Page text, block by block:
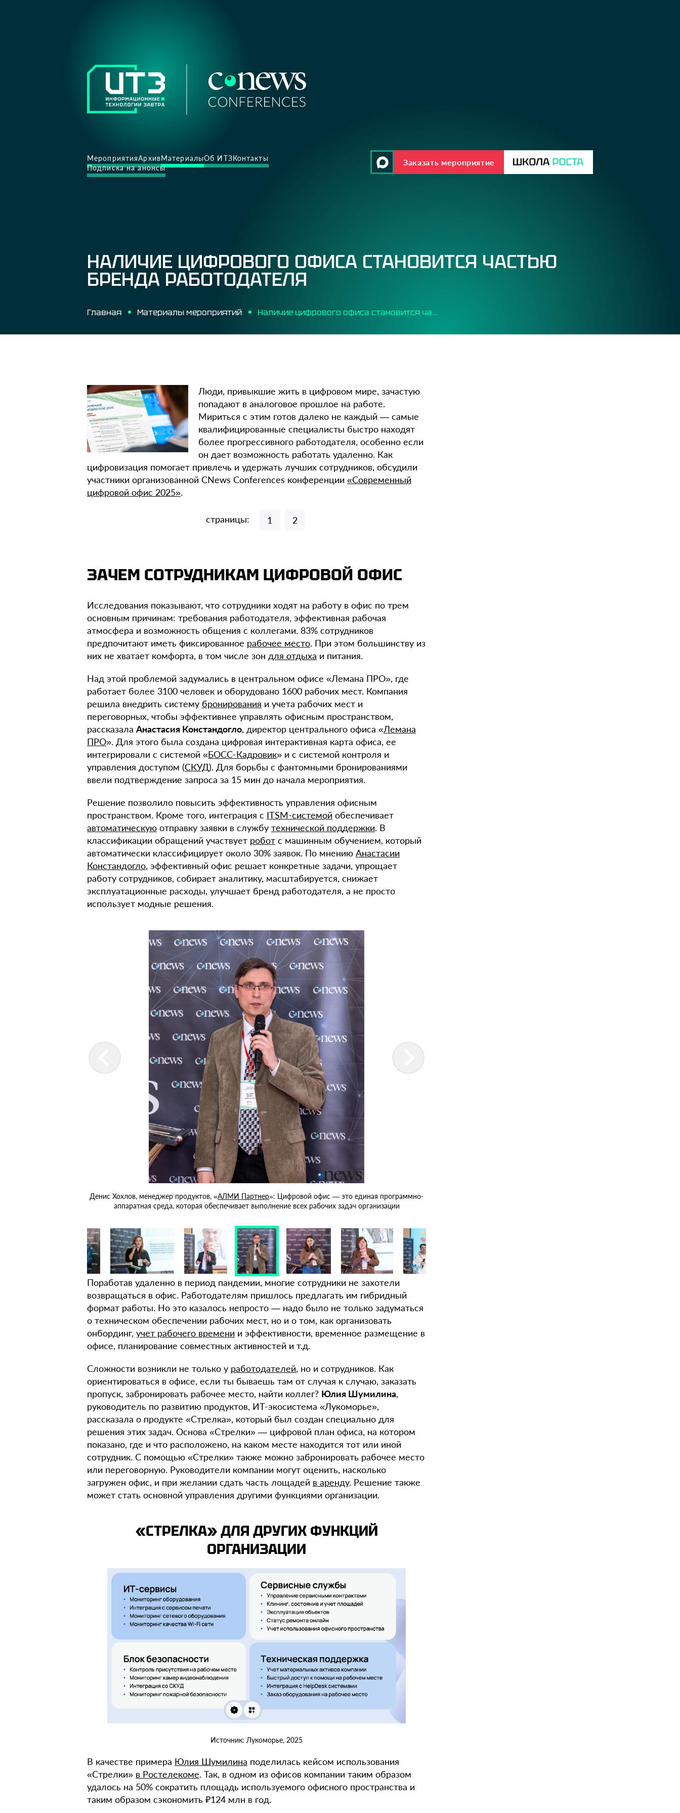
МероприятияАрхивМатериалыОб ИТЗКонтакты
Подписка на анонсы
Заказать мероприятие
НАЛИЧИЕ ЦИФРОВОГО ОФИСА СТАНОВИТСЯ ЧАСТЬЮ
БРЕНДА РАБОТОДАТЕЛЯ
Главная Материалы мероприятий Наличие цифрового офиса становится частью бренда работодателя
Люди, привыкшие жить в цифровом мире, зачастую
попадают в аналоговое прошлое на работе.
Мириться с этим готов далеко не каждый — самые
квалифицированные специалисты быстро находят
более прогрессивного работодателя, особенно если
он дает возможность работать удаленно. Как
цифровизация помогает привлечь и удержать лучших сотрудников, обсудили
участники организованной CNews Conferences конференции «Современный
цифровой офис 2025».
страницы: 1 2
ЗАЧЕМ СОТРУДНИКАМ ЦИФРОВОЙ ОФИС
Исследования показывают, что сотрудники ходят на работу в офис по трем
основным причинам: требования работодателя, эффективная рабочая
атмосфера и возможность общения с коллегами. 83% сотрудников
предпочитают иметь фиксированное рабочее место. При этом большинству из
них не хватает комфорта, в том числе зон для отдыха и питания.
Над этой проблемой задумались в центральном офисе «Лемана ПРО», где
работает более 3100 человек и оборудовано 1600 рабочих мест. Компания
решила внедрить систему бронирования и учета рабочих мест и
переговорных, чтобы эффективнее управлять офисным пространством,
рассказала Анастасия Констандогло, директор центрального офиса «Лемана
ПРО». Для этого была создана цифровая интерактивная карта офиса, ее
интегрировали с системой «БОСС-Кадровик» и с системой контроля и
управления доступом (СКУД). Для борьбы с фантомными бронированиями
ввели подтверждение запроса за 15 мин до начала мероприятия.
Решение позволило повысить эффективность управления офисным
пространством. Кроме того, интеграция с ITSM-системой обеспечивает
автоматическую отправку заявки в службу технической поддержки. В
классификации обращений участвует робот с машинным обучением, который
автоматически классифицирует около 30% заявок. По мнению Анастасии
Констандогло, эффективный офис решает конкретные задачи, упрощает
работу сотрудников, собирает аналитику, масштабируется, снижает
эксплуатационные расходы, улучшает бренд работодателя, а не просто
использует модные решения.
Денис Хохлов, менеджер продуктов, «АЛМИ Партнер»: Цифровой офис — это единая программно-
аппаратная среда, которая обеспечивает выполнение всех рабочих задач организации
Поработав удаленно в период пандемии, многие сотрудники не захотели
возвращаться в офис. Работодателям пришлось предлагать им гибридный
формат работы. Но это казалось непросто — надо было не только задуматься
о техническом обеспечении рабочих мест, но и о том, как организовать
онбординг, учет рабочего времени и эффективности, временное размещение в
офисе, планирование совместных активностей и т.д.
Сложности возникли не только у работодателей, но и сотрудников. Как
ориентироваться в офисе, если ты бываешь там от случая к случаю, заказать
пропуск, забронировать рабочее место, найти коллег? Юлия Шумилина,
руководитель по развитию продуктов, ИТ-экосистема «Лукоморье»,
рассказала о продукте «Стрелка», который был создан специально для
решения этих задач. Основа «Стрелки» — цифровой план офиса, на котором
показано, где и что расположено, на каком месте находится тот или иной
сотрудник. С помощью «Стрелки» также можно забронировать рабочее место
или переговорную. Руководители компании могут оценить, насколько
загружен офис, и при желании сдать часть лощадей в аренду. Решение также
может стать основной управления другими функциями организации.
«СТРЕЛКА» ДЛЯ ДРУГИХ ФУНКЦИЙ
ОРГАНИЗАЦИИ
Источник: Лукоморье, 2025
В качестве примера Юлия Шумилина поделилась кейсом использования
«Стрелки» в Ростелекоме. Так, в одном из офисов компании таким образом
удалось на 50% сократить площадь используемого офисного пространства и
таким образом сэкономить ₽124 млн в год.